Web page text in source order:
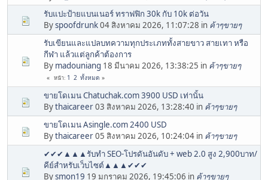
รับแปะป้ายแบนเนอร์ ทราฟฟิก 30k กับ 10k ต่อวัน
Byspoofdrunk04 สิงหาคม 2026, 11:07:28 in ค้าๆขายๆ
รับเขียนและแปลบทความทุกประเภททั้งสายขาว สายเทา หรือ
กีฬา แล้วแต่ลูกค้าต้องการ
By madouniang 18 มีนาคม 2026, 13:38:25 in ค้าๆขายๆ
หน้า 1 2 ทั้งหมด
ขายโดเมน Chatuchak.com 3900 USD เท่านั้น
Bythaicareer03 สิงหาคม 2026, 13:28:40 in ค้าๆขายๆ
ขายโดเมน Asingle.com 2400 USD
Bythaicareer05 สิงหาคม 2026, 10:24:04 in ค้าๆขายๆ
✔✔✔▲▲▲รับทำ SEO-โปรดันอันดับ + web 2.0 สูง 2,900บาท/
คีย์สำหรับเว็บไซต์▲▲▲✔✔✔
Bysmon19 19 มกราคม 2026, 19:45:06 in ค้าๆขายๆ